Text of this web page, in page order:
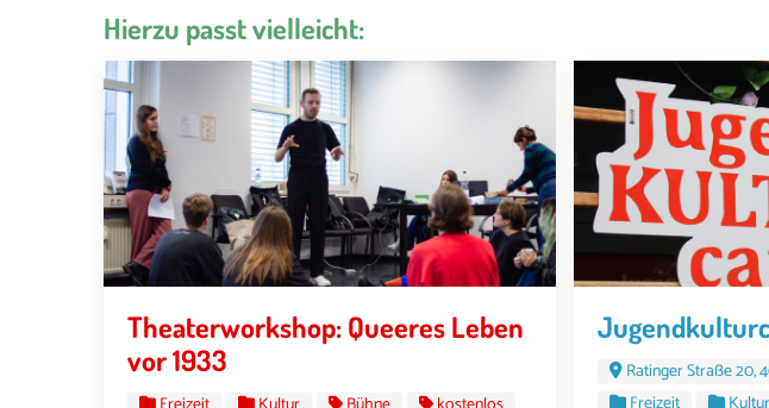
Hierzu passt vielleicht:
Theaterworkshop: Queeres Leben
vor 1933
Ratinger Straße 20,